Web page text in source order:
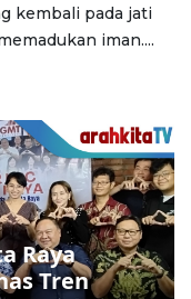
kembali pada jati
iman....
Raya
Tren